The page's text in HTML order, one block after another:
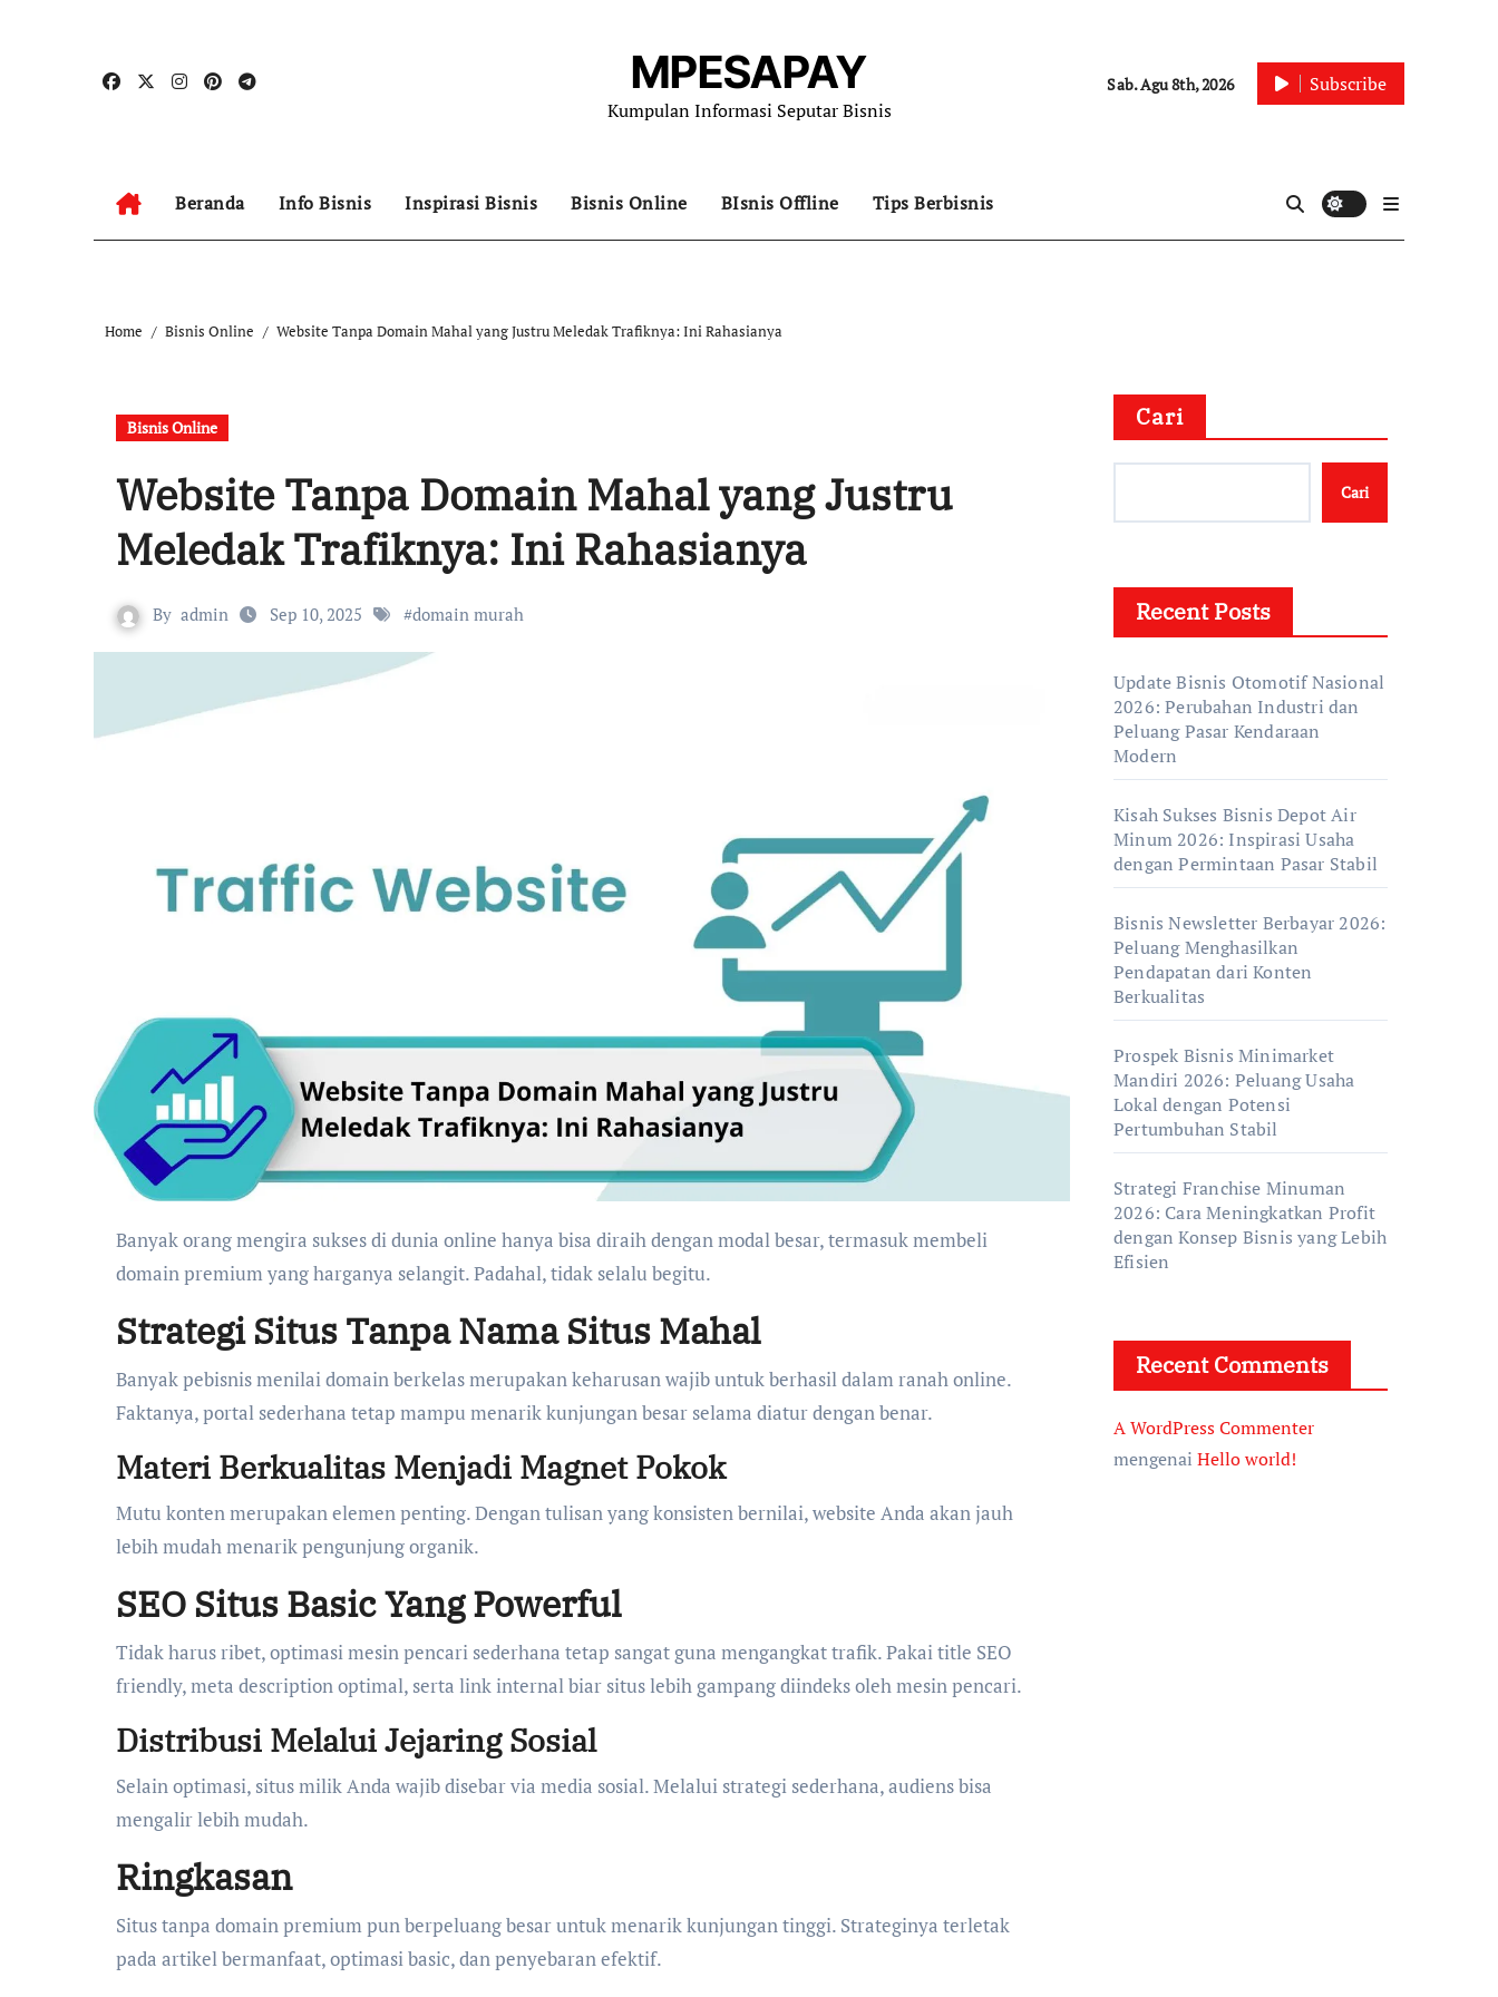
MPESAPAY
Kumpulan Informasi Seputar Bisnis
Sab. Agu 8th, 2026 Subscribe
Beranda Info Bisnis Inspirasi Bisnis Bisnis Online BIsnis Offline Tips Berbisnis
Home Bisnis Online Website Tanpa Domain Mahal yang Justru Meledak Trafiknya: Ini Rahasianya
Bisnis Online
Website Tanpa Domain Mahal yang Justru
Meledak Trafiknya: Ini Rahasianya
By admin Sep 10, 2025 #domain murah
Banyak orang mengira sukses di dunia online hanya bisa diraih dengan modal besar, termasuk membeli
domain premium yang harganya selangit. Padahal, tidak selalu begitu.
Strategi Situs Tanpa Nama Situs Mahal
Banyak pebisnis menilai domain berkelas merupakan keharusan wajib untuk berhasil dalam ranah online.
Faktanya, portal sederhana tetap mampu menarik kunjungan besar selama diatur dengan benar.
Materi Berkualitas Menjadi Magnet Pokok
Mutu konten merupakan elemen penting. Dengan tulisan yang konsisten bernilai, website Anda akan jauh
lebih mudah menarik pengunjung organik.
SEO Situs Basic Yang Powerful
Tidak harus ribet, optimasi mesin pencari sederhana tetap sangat guna mengangkat trafik. Pakai title SEO
friendly, meta description optimal, serta link internal biar situs lebih gampang diindeks oleh mesin pencari.
Distribusi Melalui Jejaring Sosial
Selain optimasi, situs milik Anda wajib disebar via media sosial. Melalui strategi sederhana, audiens bisa
mengalir lebih mudah.
Ringkasan
Situs tanpa domain premium pun berpeluang besar untuk menarik kunjungan tinggi. Strateginya terletak
pada artikel bermanfaat, optimasi basic, dan penyebaran efektif.
Cari
Cari
Recent Posts
Update Bisnis Otomotif Nasional
2026: Perubahan Industri dan
Peluang Pasar Kendaraan
Modern
Kisah Sukses Bisnis Depot Air
Minum 2026: Inspirasi Usaha
dengan Permintaan Pasar Stabil
Bisnis Newsletter Berbayar 2026:
Peluang Menghasilkan
Pendapatan dari Konten
Berkualitas
Prospek Bisnis Minimarket
Mandiri 2026: Peluang Usaha
Lokal dengan Potensi
Pertumbuhan Stabil
Strategi Franchise Minuman
2026: Cara Meningkatkan Profit
dengan Konsep Bisnis yang Lebih
Efisien
Recent Comments
A WordPress Commenter
mengenai Hello world!